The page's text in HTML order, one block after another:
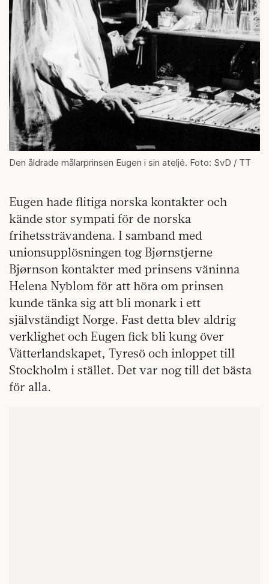
Den åldrade målarprinsen Eugen i sin ateljé. Foto: SvD / TT
Eugen hade flitiga norska kontakter och
kände stor sympati för de norska
frihetssträvandena. I samband med
unionsupplösningen tog Bjørnstjerne
Bjørnson kontakter med prinsens väninna
Helena Nyblom för att höra om prinsen
kunde tänka sig att bli monark i ett
självständigt Norge. Fast detta blev aldrig
verklighet och Eugen fick bli kung över
Vätterlandskapet, Tyresö och inloppet till
Stockholm i stället. Det var nog till det bästa
för alla.